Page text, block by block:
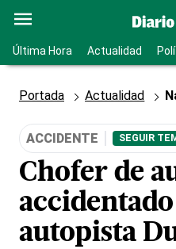
Última Hora Actualidad
Portada Actualidad
ACCIDENTE SEGUIR
Chofer de
autopista